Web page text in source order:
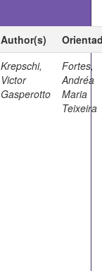
Author(s)
Krepschi,
Victor
Gasperotto
Fortes,
Andréa
Maria
Teixeira